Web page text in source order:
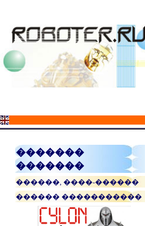
�������
�������
������, ����-������
������ �����������